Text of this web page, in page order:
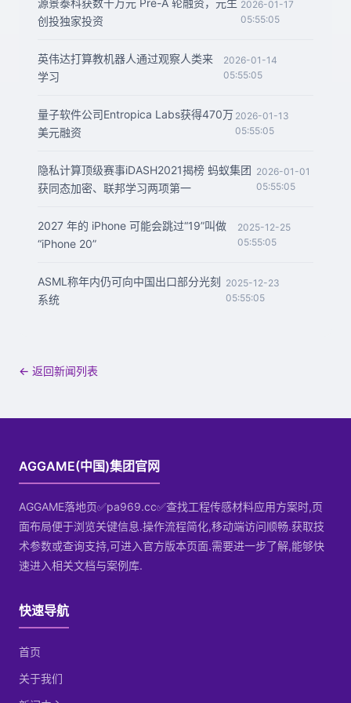
源景泰科获数千万元 Pre-A 轮融资，元生
创投独家投资
2026-01-17
05:55:05
英伟达打算教机器人通过观察人类来
学习
2026-01-14
05:55:05
量子软件公司Entropica Labs获得470万
美元融资
2026-01-13
05:55:05
隐私计算顶级赛事iDASH2021揭榜 蚂蚁集团
获同态加密、联邦学习两项第一
2026-01-01
05:55:05
2027 年的 iPhone 可能会跳过“19”叫做
“iPhone 20”
2025-12-25
05:55:05
ASML称年内仍可向中国出口部分光刻
系统
2025-12-23
05:55:05
← 返回新闻列表
AGGAME(中国)集团官网
AGGAME落地页✅pa969.cc✅查找工程传感材料应用方案时,页
面布局便于浏览关键信息.操作流程简化,移动端访问顺畅.获取技
术参数或查询支持,可进入官方版本页面.需要进一步了解,能够快
速进入相关文档与案例库.
快速导航
首页
关于我们